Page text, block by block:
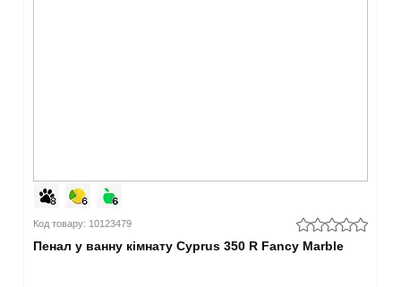
Код товару: 10123479
Пенал у ванну кімнату Cyprus 350 R Fancy Marble